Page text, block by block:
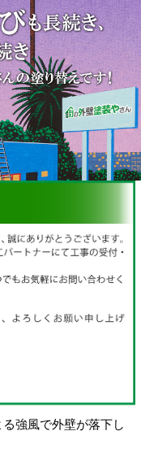
強風で外壁が落下し